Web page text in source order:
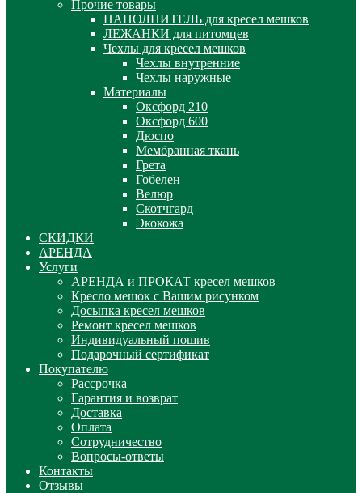
Прочие товары
НАПОЛНИТЕЛЬ для кресел мешков
ЛЕЖАНКИ для питомцев
Чехлы для кресел мешков
Чехлы внутренние
Чехлы наружные
Материалы
Оксфорд 210
Оксфорд 600
Дюспо
Мембранная ткань
Грета
Гобелен
Велюр
Скотчгард
Экокожа
СКИДКИ
АРЕНДА
Услуги
АРЕНДА и ПРОКАТ кресел мешков
Кресло мешок с Вашим рисунком
Досыпка кресел мешков
Ремонт кресел мешков
Индивидуальный пошив
Подарочный сертификат
Покупателю
Рассрочка
Гарантия и возврат
Доставка
Оплата
Сотрудничество
Вопросы-ответы
Контакты
Отзывы